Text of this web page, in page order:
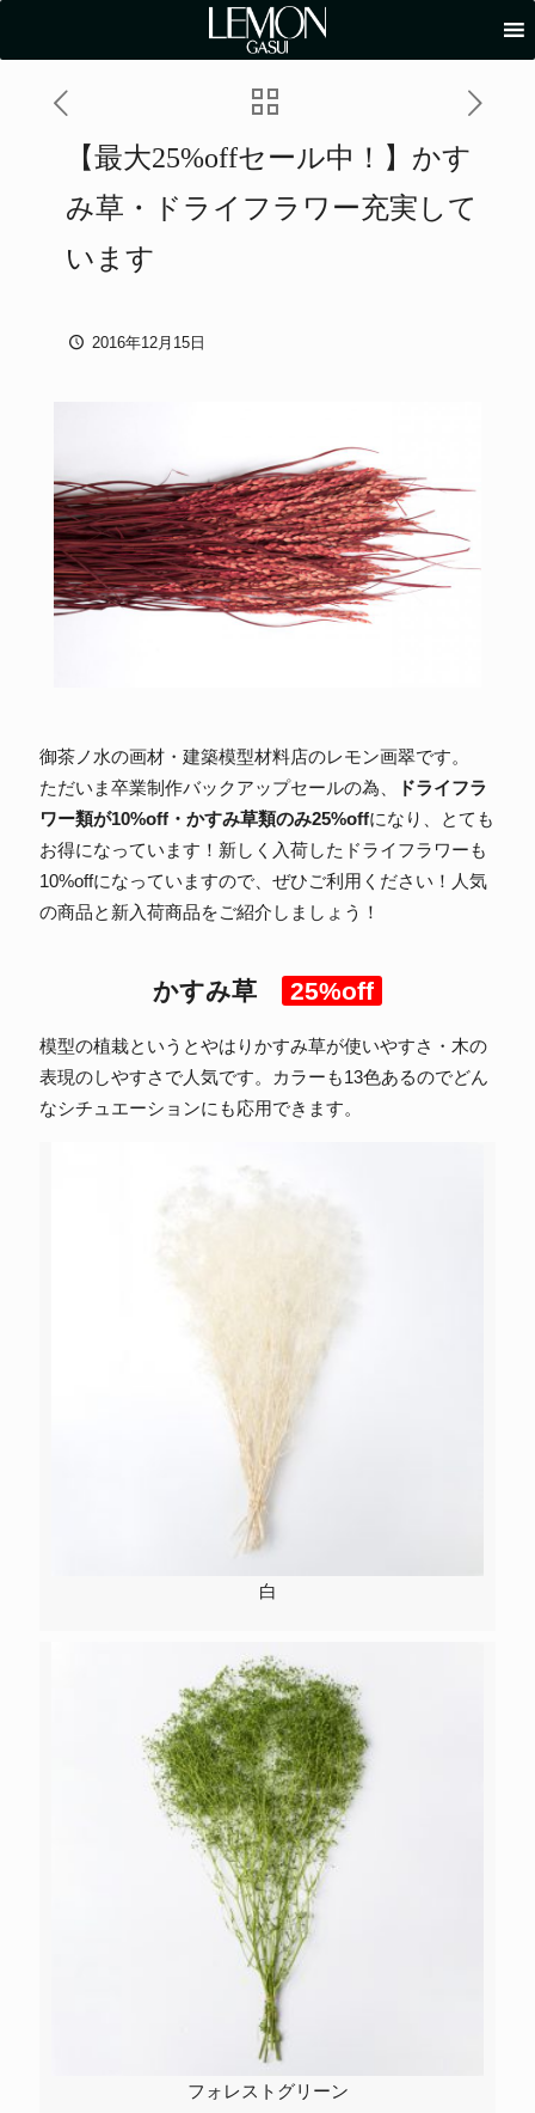
【最大25%offセール中！】かす
み草・ドライフラワー充実して
います
2016年12月15日
御茶ノ水の画材・建築模型材料店のレモン画翠です。
ただいま卒業制作バックアップセールの為、
ドライフラ
ワー類が10%off・かすみ草類のみ25%offになり、とても
お得になっています！新しく入荷したドライフラワーも
10%offになっていますので、ぜひご利用ください！人気
の商品と新入荷商品をご紹介しましょう！
かすみ草 25%off
模型の植栽というとやはりかすみ草が使いやすさ・木の
表現のしやすさで人気です。カラーも13色あるのでどん
なシチュエーションにも応用できます。
白
フォレストグリーン